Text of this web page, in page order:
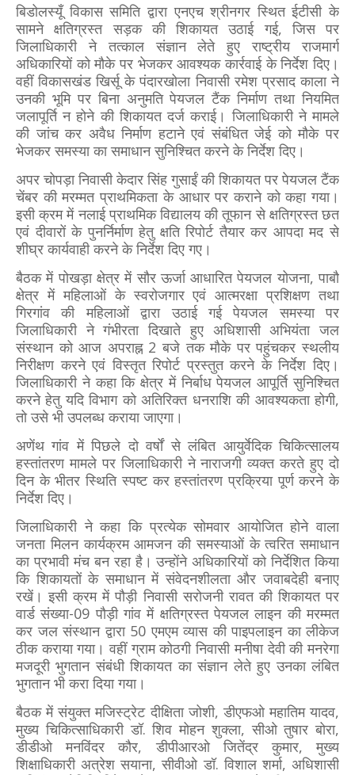
बिडोलस्यूँ विकास समिति द्वारा एनएच श्रीनगर स्थित ईटीसी के
सामने क्षतिग्रस्त सड़क की शिकायत उठाई गई, जिस पर
जिलाधिकारी ने तत्काल संज्ञान लेते हुए राष्ट्रीय राजमार्ग
अधिकारियों को मौके पर भेजकर आवश्यक कार्रवाई के निर्देश दिए।
वहीं विकासखंड खिर्सू के पंदारखोला निवासी रमेश प्रसाद काला ने
उनकी भूमि पर बिना अनुमति पेयजल टैंक निर्माण तथा नियमित
जलापूर्ति न होने की शिकायत दर्ज कराई। जिलाधिकारी ने मामले
की जांच कर अवैध निर्माण हटाने एवं संबंधित जेई को मौके पर
भेजकर समस्या का समाधान सुनिश्चित करने के निर्देश दिए।
अपर चोपड़ा निवासी केदार सिंह गुसाईं की शिकायत पर पेयजल टैंक
चेंबर की मरम्मत प्राथमिकता के आधार पर कराने को कहा गया।
इसी क्रम में नलाई प्राथमिक विद्यालय की तूफान से क्षतिग्रस्त छत
एवं दीवारों के पुनर्निर्माण हेतु क्षति रिपोर्ट तैयार कर आपदा मद से
शीघ्र कार्यवाही करने के निर्देश दिए गए।
बैठक में पोखड़ा क्षेत्र में सौर ऊर्जा आधारित पेयजल योजना, पाबौ
क्षेत्र में महिलाओं के स्वरोजगार एवं आत्मरक्षा प्रशिक्षण तथा
गिरगांव की महिलाओं द्वारा उठाई गई पेयजल समस्या पर
जिलाधिकारी ने गंभीरता दिखाते हुए अधिशासी अभियंता जल
संस्थान को आज अपराह्न 2 बजे तक मौके पर पहुंचकर स्थलीय
निरीक्षण करने एवं विस्तृत रिपोर्ट प्रस्तुत करने के निर्देश दिए।
जिलाधिकारी ने कहा कि क्षेत्र में निर्बाध पेयजल आपूर्ति सुनिश्चित
करने हेतु यदि विभाग को अतिरिक्त धनराशि की आवश्यकता होगी,
तो उसे भी उपलब्ध कराया जाएगा।
अणेंथ गांव में पिछले दो वर्षों से लंबित आयुर्वेदिक चिकित्सालय
हस्तांतरण मामले पर जिलाधिकारी ने नाराजगी व्यक्त करते हुए दो
दिन के भीतर स्थिति स्पष्ट कर हस्तांतरण प्रक्रिया पूर्ण करने के
निर्देश दिए।
जिलाधिकारी ने कहा कि प्रत्येक सोमवार आयोजित होने वाला
जनता मिलन कार्यक्रम आमजन की समस्याओं के त्वरित समाधान
का प्रभावी मंच बन रहा है। उन्होंने अधिकारियों को निर्देशित किया
कि शिकायतों के समाधान में संवेदनशीलता और जवाबदेही बनाए
रखें। इसी क्रम में पौड़ी निवासी सरोजनी रावत की शिकायत पर
वार्ड संख्या-09 पौड़ी गांव में क्षतिग्रस्त पेयजल लाइन की मरम्मत
कर जल संस्थान द्वारा 50 एमएम व्यास की पाइपलाइन का लीकेज
ठीक कराया गया। वहीं ग्राम कोठगी निवासी मनीषा देवी की मनरेगा
मजदूरी भुगतान संबंधी शिकायत का संज्ञान लेते हुए उनका लंबित
भुगतान भी करा दिया गया।
बैठक में संयुक्त मजिस्ट्रेट दीक्षिता जोशी, डीएफओ महातिम यादव,
मुख्य चिकित्साधिकारी डॉ. शिव मोहन शुक्ला, सीओ तुषार बोरा,
डीडीओ मनविंदर कौर, डीपीआरओ जितेंद्र कुमार, मुख्य
शिक्षाधिकारी अत्रेश सयाना, सीवीओ डॉ. विशाल शर्मा, अधिशासी